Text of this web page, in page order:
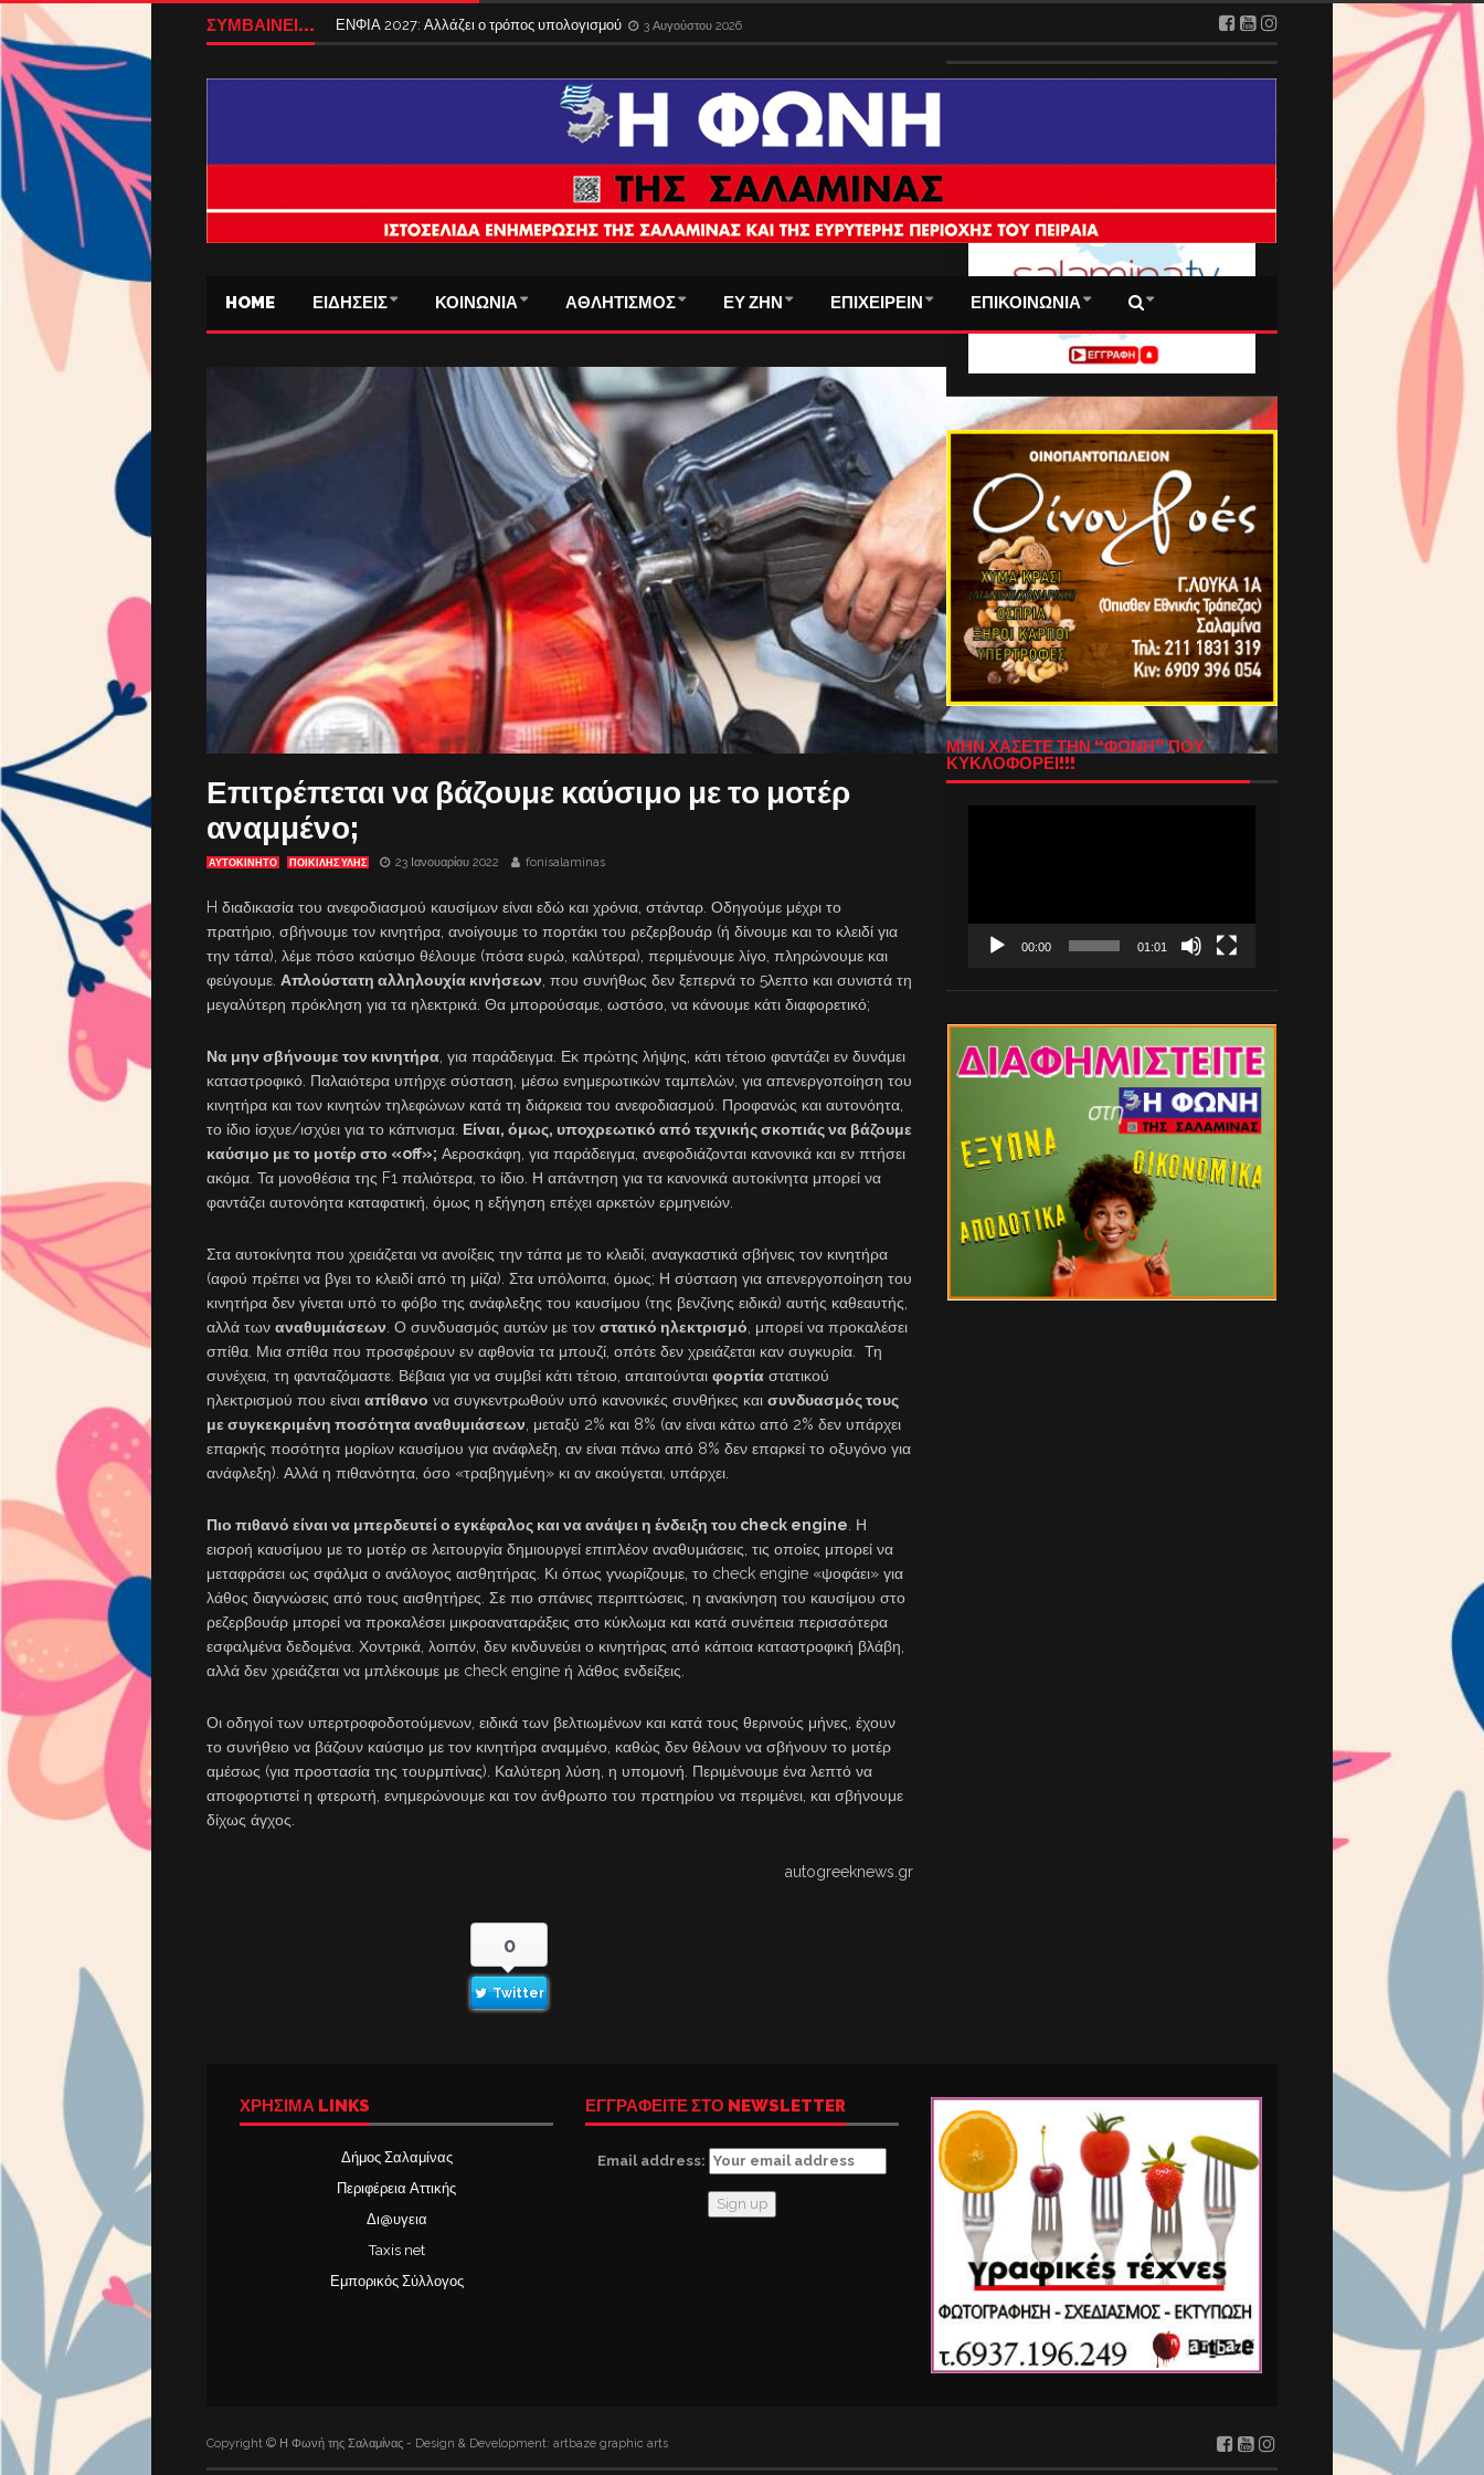
ΣΥΜΒΑΙΝΕΙ... ΕΝΦΙΑ 2027: Αλλάζει ο τρόπος υπολογισμού 3 Αυγούστου 2026
HOME ΕΙΔΗΣΕΙΣ ΚΟΙΝΩΝΙΑ ΑΘΛΗΤΙΣΜΟΣ ΕΥ ΖΗΝ ΕΠΙΧΕΙΡΕΙΝ ΕΠΙΚΟΙΝΩΝΙΑ
Επιτρέπεται να βάζουμε καύσιμο με το μοτέρ
αναμμένο;
ΑΥΤΟΚΙΝΗΤΟ ΠΟΙΚΙΛΗΣ ΥΛΗΣ 23 Ιανουαρίου 2022 fonisalaminas
H διαδικασία του ανεφοδιασμού καυσίμων είναι εδώ και χρόνια, στάνταρ. Οδηγούμε μέχρι το
πρατήριο, σβήνουμε τον κινητήρα, ανοίγουμε το πορτάκι του ρεζερβουάρ (ή δίνουμε και το κλειδί για
την τάπα), λέμε πόσο καύσιμο θέλουμε (πόσα ευρώ, καλύτερα), περιμένουμε λίγο, πληρώνουμε και
φεύγουμε. Απλούστατη αλληλουχία κινήσεων , που συνήθως δεν ξεπερνά το 5λεπτο και συνιστά τη
μεγαλύτερη πρόκληση για τα ηλεκτρικά. Θα μπορούσαμε, ωστόσο, να κάνουμε κάτι διαφορετικό;
Να μην σβήνουμε τον κινητήρα , για παράδειγμα. Εκ πρώτης λήψης, κάτι τέτοιο φαντάζει εν δυνάμει
καταστροφικό. Παλαιότερα υπήρχε σύσταση, μέσω ενημερωτικών ταμπελών, για απενεργοποίηση του
κινητήρα και των κινητών τηλεφώνων κατά τη διάρκεια του ανεφοδιασμού. Προφανώς και αυτονόητα,
το ίδιο ίσχυε/ισχύει για το κάπνισμα. Είναι, όμως, υποχρεωτικό από τεχνικής σκοπιάς να βάζουμε
καύσιμο με το μοτέρ στο «off»; Αεροσκάφη, για παράδειγμα, ανεφοδιάζονται κανονικά και εν πτήσει
ακόμα. Τα μονοθέσια της F1 παλιότερα, το ίδιο. Η απάντηση για τα κανονικά αυτοκίνητα μπορεί να
φαντάζει αυτονόητα καταφατική, όμως η εξήγηση επέχει αρκετών ερμηνειών.
Στα αυτοκίνητα που χρειάζεται να ανοίξεις την τάπα με το κλειδί, αναγκαστικά σβήνεις τον κινητήρα
(αφού πρέπει να βγει το κλειδί από τη μίζα). Στα υπόλοιπα, όμως; Η σύσταση για απενεργοποίηση του
κινητήρα δεν γίνεται υπό το φόβο της ανάφλεξης του καυσίμου (της βενζίνης ειδικά) αυτής καθεαυτής,
αλλά των αναθυμιάσεων . Ο συνδυασμός αυτών με τον στατικό ηλεκτρισμό , μπορεί να προκαλέσει
σπίθα. Μια σπίθα που προσφέρουν εν αφθονία τα μπουζί, οπότε δεν χρειάζεται καν συγκυρία. Τη
συνέχεια, τη φανταζόμαστε. Βέβαια για να συμβεί κάτι τέτοιο, απαιτούνται φορτία στατικού
ηλεκτρισμού που είναι απίθανο να συγκεντρωθούν υπό κανονικές συνθήκες και συνδυασμός τους
με συγκεκριμένη ποσότητα αναθυμιάσεων , μεταξύ 2% και 8% (αν είναι κάτω από 2% δεν υπάρχει
επαρκής ποσότητα μορίων καυσίμου για ανάφλεξη, αν είναι πάνω από 8% δεν επαρκεί το οξυγόνο για
ανάφλεξη). Αλλά η πιθανότητα, όσο «τραβηγμένη» κι αν ακούγεται, υπάρχει.
Πιο πιθανό είναι να μπερδευτεί ο εγκέφαλος και να ανάψει η ένδειξη του check engine . Η
εισροή καυσίμου με το μοτέρ σε λειτουργία δημιουργεί επιπλέον αναθυμιάσεις, τις οποίες μπορεί να
μεταφράσει ως σφάλμα ο ανάλογος αισθητήρας. Κι όπως γνωρίζουμε, το check engine «ψοφάει» για
λάθος διαγνώσεις από τους αισθητήρες. Σε πιο σπάνιες περιπτώσεις, η ανακίνηση του καυσίμου στο
ρεζερβουάρ μπορεί να προκαλέσει μικροαναταράξεις στο κύκλωμα και κατά συνέπεια περισσότερα
εσφαλμένα δεδομένα. Χοντρικά, λοιπόν, δεν κινδυνεύει ο κινητήρας από κάποια καταστροφική βλάβη,
αλλά δεν χρειάζεται να μπλέκουμε με check engine ή λάθος ενδείξεις.
Οι οδηγοί των υπερτροφοδοτούμενων, ειδικά των βελτιωμένων και κατά τους θερινούς μήνες, έχουν
το συνήθειο να βάζουν καύσιμο με τον κινητήρα αναμμένο, καθώς δεν θέλουν να σβήνουν το μοτέρ
αμέσως (για προστασία της τουρμπίνας). Καλύτερη λύση, η υπομονή. Περιμένουμε ένα λεπτό να
αποφορτιστεί η φτερωτή, ενημερώνουμε και τον άνθρωπο του πρατηρίου να περιμένει, και σβήνουμε
δίχως άγχος.
autogreeknews.gr
0
Twitter
ΜΗΝ ΧΑΣΕΤΕ ΤΗΝ “ΦΩΝΗ” ΠΟΥ
ΚΥΚΛΟΦΟΡΕΙ!!!
00:00 01:01
ΧΡΉΣΙΜΑ LINKS
Δήμος Σαλαμίνας
Περιφέρεια Αττικής
Δι@υγεια
Taxis net
Εμπορικός Σύλλογος
ΕΓΓΡΑΦΕΙΤΕ ΣΤΟ NEWSLETTER
Email address:
Copyright © Η Φωνή της Σαλαμίνας - Design & Development: artbaze graphic arts